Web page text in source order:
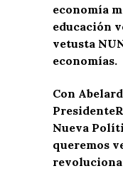
economía
educación
vetusta
economías.
Con
PresidenteR
Nueva P
queremos